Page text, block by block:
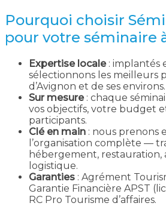
Pourquoi choisir
pour votre séminaire
Expertise locale: implantés
sélectionnons les meilleurs
d’Avignon et de ses environs.
Sur mesure: chaque
vos objectifs, votre budget
participants.
Clé en main : nous prenons
l’organisation complète —
hébergement, restauration,
logistique.
Garanties : Agrément
Garantie Financière APST
RC Pro Tourisme d’affaires.